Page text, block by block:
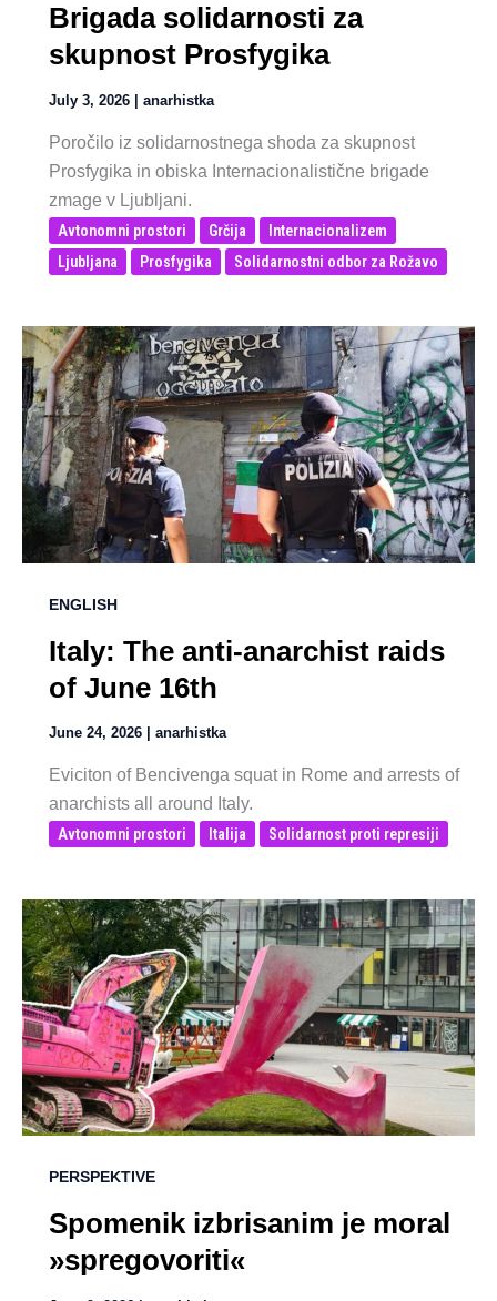
Brigada solidarnosti za
skupnost Prosfygika
July 3, 2026 anarhistka
Poročilo iz solidarnostnega shoda za skupnost
Prosfygika in obiska Internacionalistične brigade
zmage v Ljubljani.
Avtonomni prostori Grčija
Internacionalizem
Ljubljana
Prosfygika Solidarnostni odbor za Rožavo
ENGLISH
Italy: The anti-anarchist raids
of June 16th
June 24, 2026 anarhistka
Eviciton of Bencivenga squat in Rome and arrests of
anarchists all around Italy.
Avtonomni prostori Italija Solidarnost proti represiji
PERSPEKTIVE
Spomenik izbrisanim je moral
»spregovoriti«